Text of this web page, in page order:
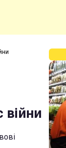
війни